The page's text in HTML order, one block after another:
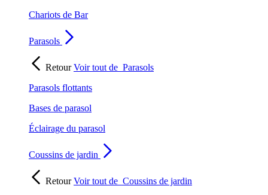
Chariots de Bar
Parasols
RetourVoir tout de Parasols
Parasols flottants
Bases de parasol
Éclairage du parasol
Coussins de jardin
RetourVoir tout de Coussins de jardin